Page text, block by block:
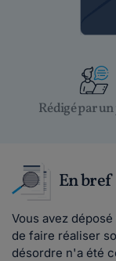
Rédigé par
En bref
Vous avez
de faire réaliser
désordre n'a été